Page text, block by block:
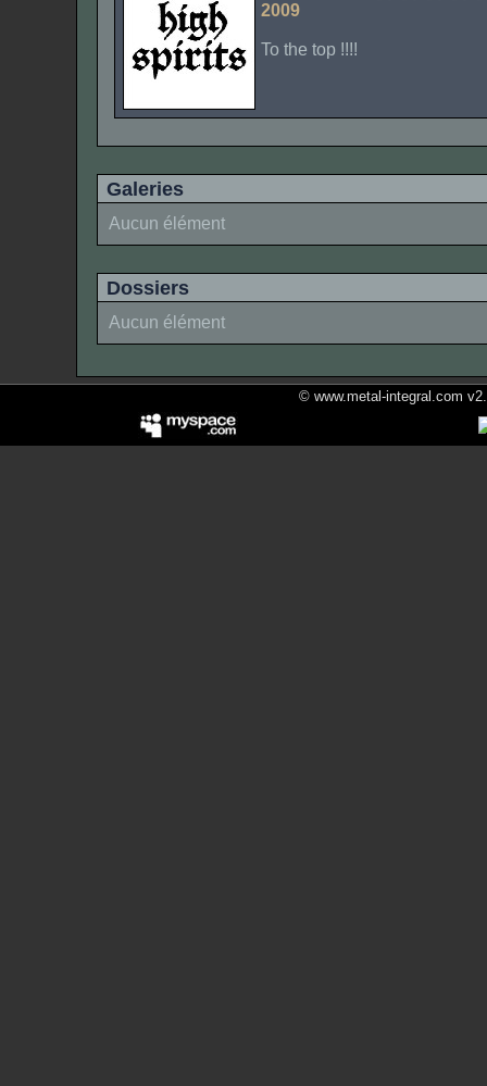
2009
To the top !!!!
Galeries
Aucun élément
Dossiers
Aucun élément
© www.metal-integral.com